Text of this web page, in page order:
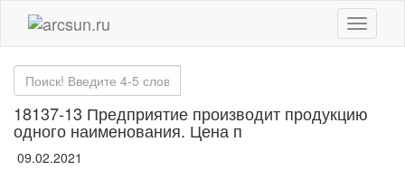
18137-13 Предприятие производит продукцию
одного наименования. Цена п
09.02.2021